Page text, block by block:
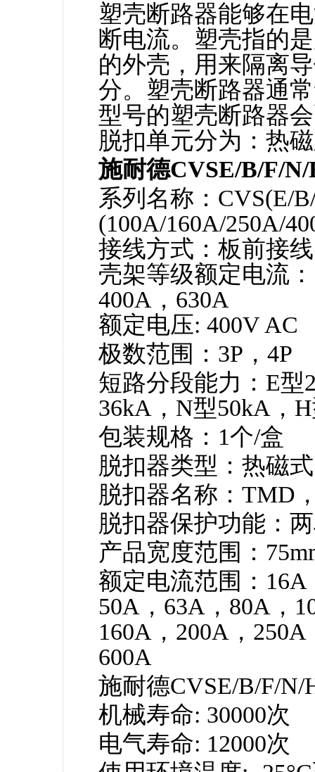
塑壳断路器能够在
断电流。塑壳指的
的外壳，用来隔离
分。塑壳断路器通
型号的塑壳断路器
脱扣单元分为：热
施耐德CVSE/B/F/
系列名称：CVS(E/
(100A/160A/250A/
接线方式：板前接线
壳架等级额定电流
400A，630A
额定电压: 400V AC
极数范围：3P，4P
短路分段能力：E型
36kA，N型50kA，
包装规格：1个/盒
脱扣器类型：热磁
脱扣器名称：TMD
脱扣器保护功能：
产品宽度范围：
额定电流范围：
50A，63A，80A，
160A，200A，
600A
施耐德CVSE/B/F/
机械寿命: 30000次
电气寿命: 12000次